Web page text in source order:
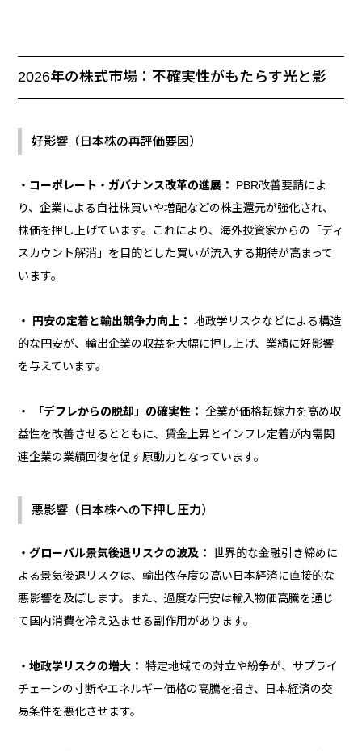
2026年の株式市場：不確実性がもたらす光と影
好影響（日本株の再評価要因）
・コーポレート・ガバナンス改革の進展：
PBR改善要請によ
り、企業による自社株買いや増配などの株主還元が強化され、
株価を押し上げています。これにより、海外投資家からの「ディ
スカウント解消」を目的とした買いが流入する期待が高まって
います。
・ 円安の定着と輸出競争力向上： 地政学リスクなどによる構造
的な円安が、輸出企業の収益を大幅に押し上げ、業績に好影響
を与えています。
・ 「デフレからの脱却」の確実性： 企業が価格転嫁力を高め収
益性を改善させるとともに、賃金上昇とインフレ定着が内需関
連企業の業績回復を促す原動力となっています。
悪影響（日本株への下押し圧力）
・グローバル景気後退リスクの波及： 世界的な金融引き締めに
よる景気後退リスクは、輸出依存度の高い日本経済に直接的な
悪影響を及ぼします。また、過度な円安は輸入物価高騰を通じ
て国内消費を冷え込ませる副作用があります。
・地政学リスクの増大： 特定地域での対立や紛争が、サプライ
チェーンの寸断やエネルギー価格の高騰を招き、日本経済の交
易条件を悪化させます。